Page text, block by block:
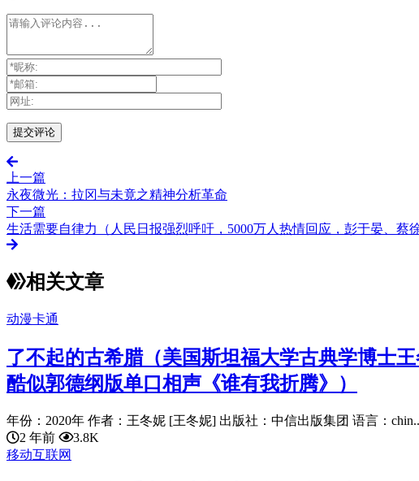
上一篇
永夜微光：拉冈与未竟之精神分析革命
下一篇
生活需要自律力（人民日报强烈呼吁，5000万人热情回应，彭于晏、
相关文章
动漫卡通
了不起的古希腊（美国斯坦福大学古典学博士
酷似郭德纲版单口相声《谁有我折腾》）
年份：2020年 作者：王冬妮 [王冬妮] 出版社：中信出版集团 语言：
2 年前
3.8K
移动互联网